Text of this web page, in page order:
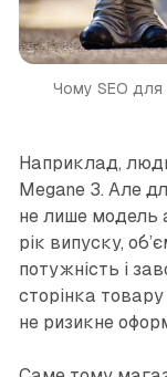
Чому SEO для
Наприклад,
Megane 3. Але
не лише модель
рік випуску,
потужність і
сторінка
не ризикне